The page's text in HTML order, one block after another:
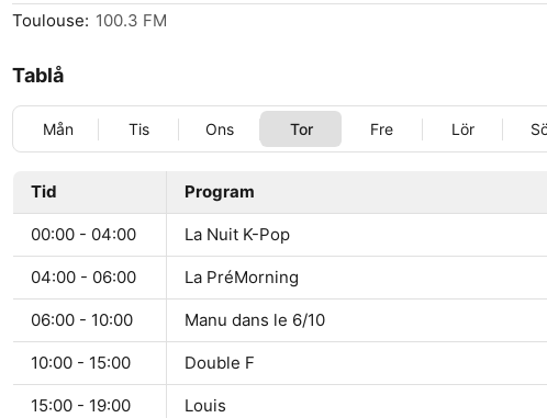
Toulouse: 100.3 FM
Tablå
Mån Tis Ons Tor Fre Lör
Tid Program
00:00 - 04:00 La Nuit K-Pop
04:00 - 06:00 La PréMorning
06:00 - 10:00 Manu dans le 6/10
10:00 - 15:00 Double F
15:00 - 19:00 Louis